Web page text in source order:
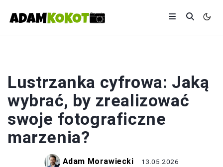
Lustrzanka cyfrowa: Jaką
wybrać, by zrealizować
swoje fotograficzne
marzenia?
Adam Morawiecki 13.05.2026